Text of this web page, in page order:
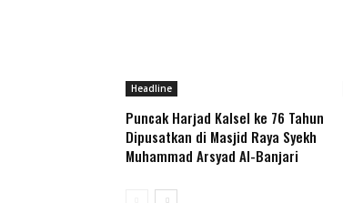
Headline
Puncak Harjad Kalsel ke 76 Tahun
Dipusatkan di Masjid Raya Syekh
Muhammad Arsyad Al-Banjari